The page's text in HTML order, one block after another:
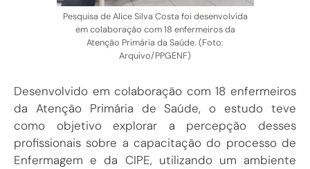
Pesquisa de Alice Silva Costa foi desenvolvida
em colaboração com 18 enfermeiros da
Atenção Primária da Saúde. (Foto:
Arquivo/PPGENF)
Desenvolvido em colaboração com 18 enfermeiros
da Atenção Primária de Saúde, o estudo teve
como objetivo explorar a percepção desses
profissionais sobre a capacitação do processo de
Enfermagem e da CIPE, utilizando um ambiente